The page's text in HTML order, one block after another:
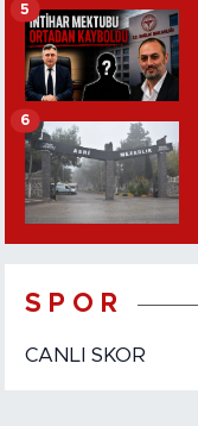
5
6
S P O R
CANLI SKOR